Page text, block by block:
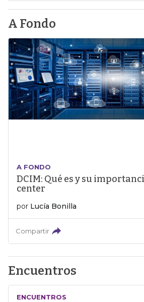
A Fondo
A FONDO
DCIM: Qué es y su
center
por Lucía Bonilla
Compartir
Encuentros
ENCUENTROS